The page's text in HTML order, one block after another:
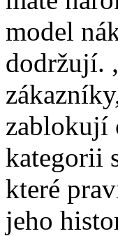
model
dodržují.
zablokují
kategorii
které
jeho